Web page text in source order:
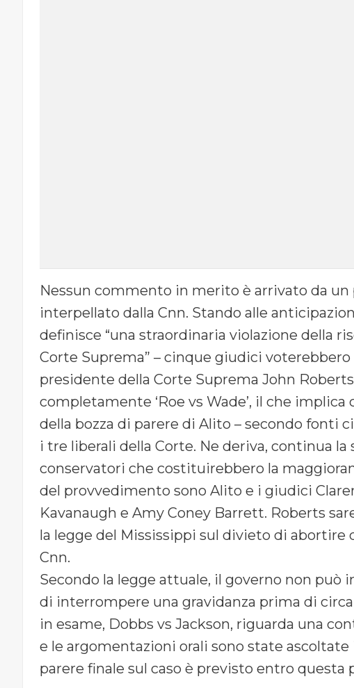
Nessun commento in merito è arrivato da
interpellato dalla Cnn. Stando alle
definisce “una straordinaria violazione della
Corte Suprema” – cinque giudici voterebbero
presidente della Corte Suprema John
completamente ‘Roe vs Wade’, il che
della bozza di parere di Alito – secondo fonti
i tre liberali della Corte. Ne deriva, continua
conservatori che costituirebbero la
del provvedimento sono Alito e i giudici
Kavanaugh e Amy Coney Barrett. Roberts
la legge del Mississippi sul divieto di abortire
Cnn.
Secondo la legge attuale, il governo non può
di interrompere una gravidanza prima di
in esame, Dobbs vs Jackson, riguarda una
e le argomentazioni orali sono state
parere finale sul caso è previsto entro questa